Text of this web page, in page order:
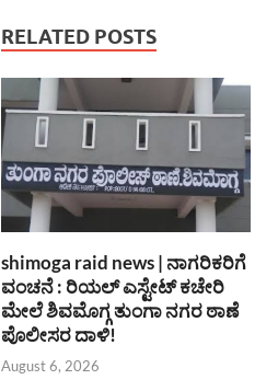
RELATED POSTS
shimoga raid news | ನಾಗರಿಕರಿಗೆ
ವಂಚನೆ : ರಿಯಲ್ ಎಸ್ಟೇಟ್ ಕಚೇರಿ
ಮೇಲೆ ಶಿವಮೊಗ್ಗ ತುಂಗಾ ನಗರ ಠಾಣೆ
ಪೊಲೀಸರ ದಾಳಿ!
August 6, 2026